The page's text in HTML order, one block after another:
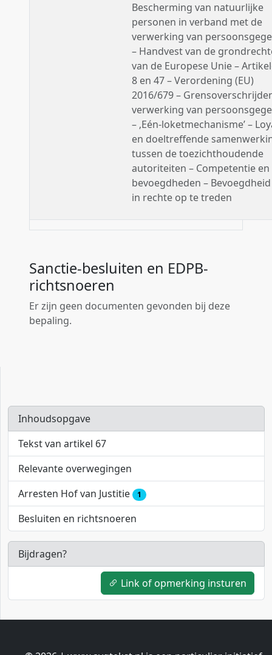
Bescherming van natuurlijke
personen in verband met de
verwerking van
– Handvest van de
van de Europese Unie –
8 en 47 – Verordening (EU)
2016/679 –
verwerking van
– ‚Eén-loketmechanisme’ –
en doeltreffende
tussen de toezichthoudende
autoriteiten – Competentie en
bevoegdheden –
in rechte op te treden
Sanctie-besluiten en EDPB-
richtsnoeren
Er zijn geen documenten gevonden bij deze
bepaling.
Inhoudsopgave
Tekst van artikel 67
Relevante overwegingen
Arresten Hof van Justitie
1
Besluiten en richtsnoeren
Bijdragen?
Link of opmerking insturen